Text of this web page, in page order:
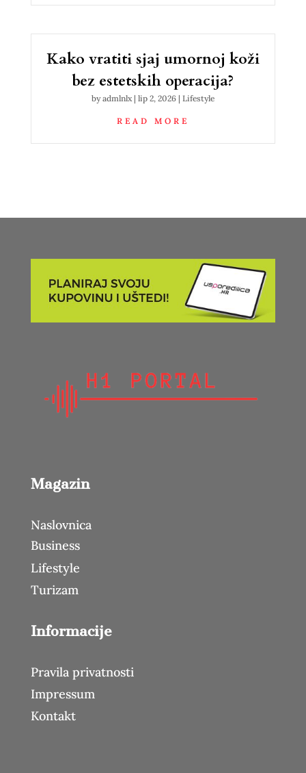
Kako vratiti sjaj umornoj koži
bez estetskih operacija?
byadmlnlx| lip 2, 2026| Lifestyle
READ MORE
Magazin
Naslovnica
Business
Lifestyle
Turizam
Informacije
Pravila privatnosti
Impressum
Kontakt